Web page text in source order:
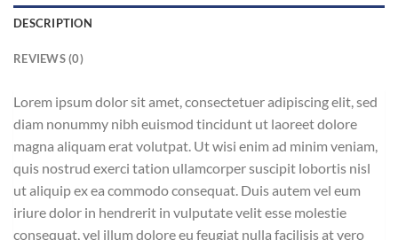
DESCRIPTION
REVIEWS (0)
Lorem ipsum dolor sit amet, consectetuer adipiscing elit, sed
diam nonummy nibh euismod tincidunt ut laoreet dolore
magna aliquam erat volutpat. Ut wisi enim ad minim veniam,
quis nostrud exerci tation ullamcorper suscipit lobortis nisl
ut aliquip ex ea commodo consequat. Duis autem vel eum
iriure dolor in hendrerit in vulputate velit esse molestie
consequat, vel illum dolore eu feugiat nulla facilisis at vero